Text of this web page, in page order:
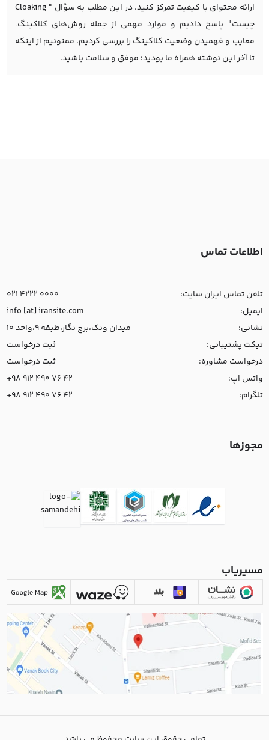
ارائه محتوای با کیفیت تمرکز کنید. در این مطلب به سؤال " Cloaking
چیست" پاسخ دادیم و موارد مهمی از جمله روش‌های کلاکینگ،
معایب و فهمیدن وضعیت کلاکینگ را بررسی کردیم. ممنونیم از اینکه
تا آخر این نوشته همراه ما بودید؛ موفق و سلامت باشید.
اطلاعات تماس
تلفن تماس ایران سایت:
021 4222 0000
ایمیل:
info [at] iransite.com
نشانی:
میدان ونک،برج نگار،طبقه 9،واحد 10
تیکت پشتیبانی:
ثبت درخواست
درخواست مشاوره:
ثبت درخواست
واتس اپ:
+98 912 490 76 42
تلگرام:
+98 912 490 76 42
مجوزها
مسیریاب